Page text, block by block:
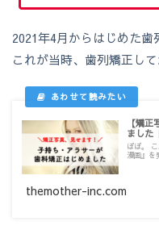
2021年4月からはじめた歯
これが当時、歯列矯正し
【矯
ました
ぽぽ。
漫画』
themother-inc.com